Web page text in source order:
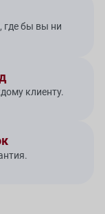
где бы вы ни
клиенту.